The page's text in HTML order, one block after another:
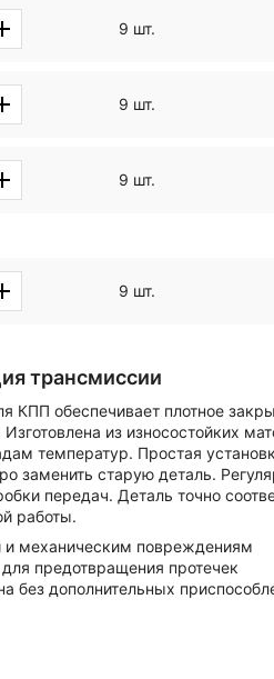
9 шт.
9 шт.
9 шт.
9 шт.
трансмиссии
КПП обеспечивает плотное
из износостойких
температур. Простая
заменить старую деталь.
передач. Деталь точно
работы.
и механическим повреждениям
предотвращения протечек
без дополнительных